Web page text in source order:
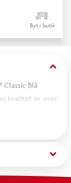
Byt i butik
keyboard_arrow_down
Blå
kvalitet er over
på.
af
keyboard_arrow_down